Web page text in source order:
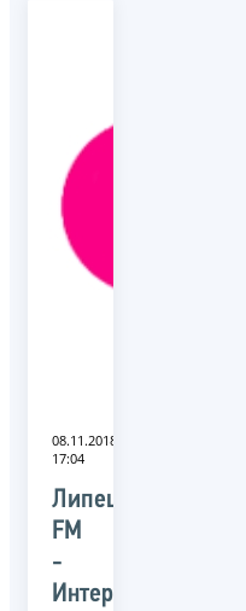
08.11.2018
17:04
Липецк
FM
-
Интервью